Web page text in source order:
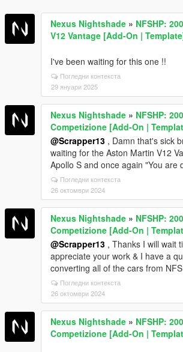
Nexus Nightshade » NFSHP:
V12 Vantage [Add-On |
I've been waiting for this one !!
Погледни контекста
29 януари 2025
Nexus Nightshade » NFSHP:
Competizione [Add-On |
@Scrapper13 , Damn that's sick
waiting for the Aston Martin V12
Apollo S and once again "You are
Погледни контекста
26 октомври 2024
Nexus Nightshade » NFSHP:
Competizione [Add-On |
@Scrapper13 , Thanks I will wait
appreciate your work & I have a
converting all of the cars from
Погледни контекста
26 октомври 2024
Nexus Nightshade » NFSHP:
Competizione [Add-On |